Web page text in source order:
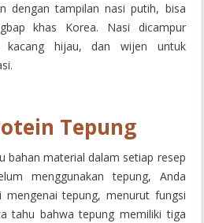
dengan tampilan nasi putih, bisa
khas Korea. Nasi dicampur
kacang hijau, dan wijen untuk
Tepung
bahan material dalam setiap resep
menggunakan tepung, Anda
tepung, menurut fungsi
tahu bahwa tepung memiliki tiga